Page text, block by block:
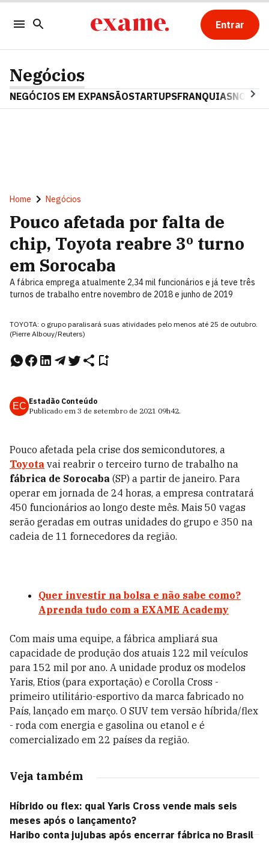
Entrar
Negócios
NEGÓCIOS EM EXPANSÃOSTARTUPSFRANQUIAS
Home Negócios
Pouco afetada por falta de
chip, Toyota reabre 3º turno
em Sorocaba
A fábrica emprega atualmente 2,34 mil funcionários e já teve três
turnos de trabalho entre novembro de 2018 e junho de 2019
TOYOTA: o grupo paralisará suas atividades pelo menos até 25 de outubro.
(Pierre Albouy/Reuters)
EC Estadão Conteúdo
Publicado em 3 de setembro de 2021 09h42.
Pouco afetada pela crise dos semicondutores, a
Toyota vai reabrir o terceiro turno de trabalho na
fábrica de Sorocaba (SP) a partir de janeiro. Para
operar em jornada de 24 horas, a empresa contratará
450 funcionários ao longo deste mês. Mais 50 vagas
serão geradas em outras unidades do grupo e 350 na
cadeia de 11 fornecedores da região.
Quer investir na bolsa e não sabe como?
Aprenda tudo com a EXAME Academy
Com mais uma equipe, a fábrica ampliará sua
capacidade de produção dos atuais 122 mil veículos
para 152 mil por ano. A unidade produz os modelos
Yaris, Etios (para exportação) e Corolla Cross -
primeiro utilitário-esportivo da marca fabricado no
País, lançado em março. O SUV tem versão híbrida/flex
- roda com energia e gasolina ou etanol e é
comercializado em 22 países da região.
Veja também
Híbrido ou flex: qual Yaris Cross vende mais seis
meses após o lançamento?
Haribo conta jujubas após encerrar fábrica no Brasil